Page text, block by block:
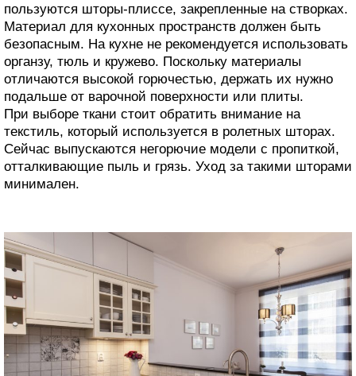
пользуются шторы-плиссе, закрепленные на створках.
Материал для кухонных пространств должен быть
безопасным. На кухне не рекомендуется использовать
органзу, тюль и кружево. Поскольку материалы
отличаются высокой горючестью, держать их нужно
подальше от варочной поверхности или плиты.
При выборе ткани стоит обратить внимание на
текстиль, который используется в ролетных шторах.
Сейчас выпускаются негорючие модели с пропиткой,
отталкивающие пыль и грязь. Уход за такими шторами
минимален.